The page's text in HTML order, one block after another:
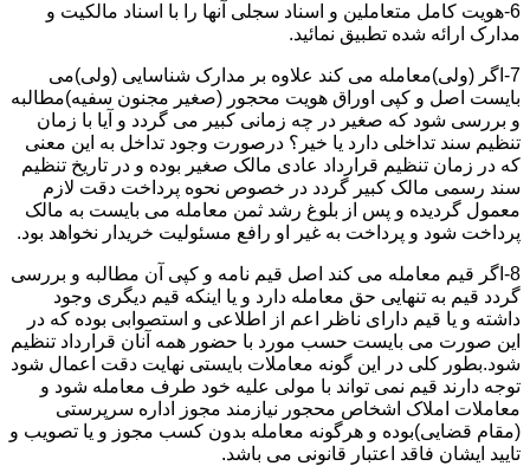
6-هویت کامل متعاملین و اسناد سجلی آنها را با اسناد مالکیت و
مدارک ارائه شده تطبیق نمائید.
7-اگر (ولی)معامله می کند علاوه بر مدارک شناسایی (ولی)می
بایست اصل و کپی اوراق هویت محجور (صغیر مجنون سفیه)مطالبه
و بررسی شود که صغیر در چه زمانی کبیر می گردد و آیا با زمان
تنظیم سند تداخلی دارد یا خیر؟ درصورت وجود تداخل به این معنی
که در زمان تنظیم قرارداد عادی مالک صغیر بوده و در تاریخ تنظیم
سند رسمی مالک کبیر گردد در خصوص نحوه پرداخت دقت لازم
معمول گردیده و پس از بلوغ رشد ثمن معامله می بایست به مالک
پرداخت شود و پرداخت به غیر او رافع مسئولیت خریدار نخواهد بود.
8-اگر قیم معامله می کند اصل قیم نامه و کپی آن مطالبه و بررسی
گردد قیم به تنهایی حق معامله دارد و یا اینکه قیم دیگری وجود
داشته و یا قیم دارای ناظر اعم از اطلاعی و استصوابی بوده که در
این صورت می بایست حسب مورد با حضور همه آنان قرارداد تنظیم
شود.بطور کلی در این گونه معاملات بایستی نهایت دقت اعمال شود
توجه دارند قیم نمی تواند با مولی علیه خود طرف معامله شود و
معاملات املاک اشخاص محجور نیازمند مجوز اداره سرپرستی
(مقام قضایی)بوده و هرگونه معامله بدون کسب مجوز و یا تصویب و
تایید ایشان فاقد اعتبار قانونی می باشد.